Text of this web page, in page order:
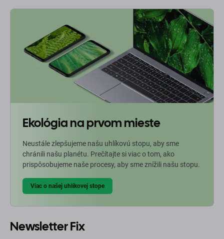
Ekológia na prvom mieste
Neustále zlepšujeme našu uhlíkovú stopu, aby sme
chránili našu planétu. Prečítajte si viac o tom, ako
prispôsobujeme naše procesy, aby sme znížili našu stopu.
Viac o našej uhlíkovej stope
Newsletter Fix